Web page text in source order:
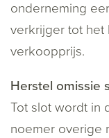
onderneming
verkrijger tot
verkoopprijs.
Herstel omissie
Tot slot wordt in
noemer overige